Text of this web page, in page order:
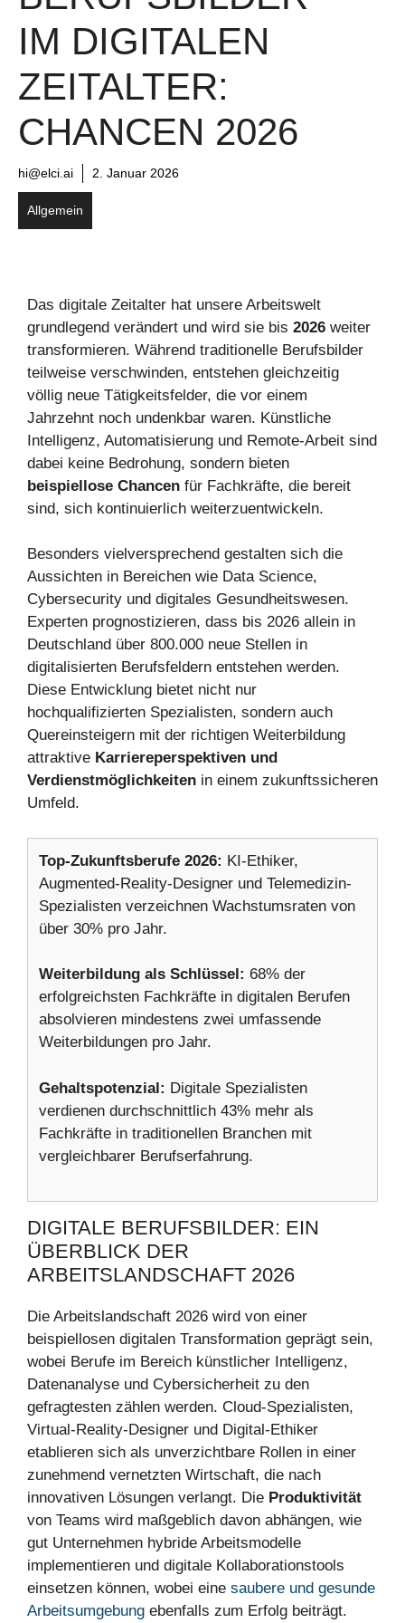
IM DIGITALEN
ZEITALTER:
CHANCEN 2026
hi@elci.ai 2. Januar 2026
Allgemein
Das digitale Zeitalter hat unsere Arbeitswelt
grundlegend verändert und wird sie bis 2026 weiter
transformieren. Während traditionelle Berufsbilder
teilweise verschwinden, entstehen gleichzeitig
völlig neue Tätigkeitsfelder, die vor einem
Jahrzehnt noch undenkbar waren. Künstliche
Intelligenz, Automatisierung und Remote-Arbeit sind
dabei keine Bedrohung, sondern bieten
beispiellose Chancen für Fachkräfte, die bereit
sind, sich kontinuierlich weiterzuentwickeln.
Besonders vielversprechend gestalten sich die
Aussichten in Bereichen wie Data Science,
Cybersecurity und digitales Gesundheitswesen.
Experten prognostizieren, dass bis 2026 allein in
Deutschland über 800.000 neue Stellen in
digitalisierten Berufsfeldern entstehen werden.
Diese Entwicklung bietet nicht nur
hochqualifizierten Spezialisten, sondern auch
Quereinsteigern mit der richtigen Weiterbildung
attraktive Karriereperspektiven und
Verdienstmöglichkeiten in einem zukunftssicheren
Umfeld.
Top-Zukunftsberufe 2026: KI-Ethiker,
Augmented-Reality-Designer und Telemedizin-
Spezialisten verzeichnen Wachstumsraten von
über 30% pro Jahr.
Weiterbildung als Schlüssel: 68% der
erfolgreichsten Fachkräfte in digitalen Berufen
absolvieren mindestens zwei umfassende
Weiterbildungen pro Jahr.
Gehaltspotenzial: Digitale Spezialisten
verdienen durchschnittlich 43% mehr als
Fachkräfte in traditionellen Branchen mit
vergleichbarer Berufserfahrung.
DIGITALE BERUFSBILDER: EIN
ÜBERBLICK DER
ARBEITSLANDSCHAFT 2026
Die Arbeitslandschaft 2026 wird von einer
beispiellosen digitalen Transformation geprägt sein,
wobei Berufe im Bereich künstlicher Intelligenz,
Datenanalyse und Cybersicherheit zu den
gefragtesten zählen werden. Cloud-Spezialisten,
Virtual-Reality-Designer und Digital-Ethiker
etablieren sich als unverzichtbare Rollen in einer
zunehmend vernetzten Wirtschaft, die nach
innovativen Lösungen verlangt. Die Produktivität
von Teams wird maßgeblich davon abhängen, wie
gut Unternehmen hybride Arbeitsmodelle
implementieren und digitale Kollaborationstools
einsetzen können, wobei eine saubere und gesunde
Arbeitsumgebung ebenfalls zum Erfolg beiträgt.